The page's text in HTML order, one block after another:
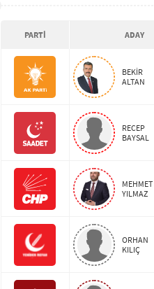
PARTİ ADAY
BEKİR
ALTAN
RECEP
BAYSAL
MEHMET
YILMAZ
ORHAN
KILIÇ